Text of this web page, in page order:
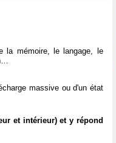
la mémoire, le langage, le
massive ou d'un état
et intérieur) et y répond